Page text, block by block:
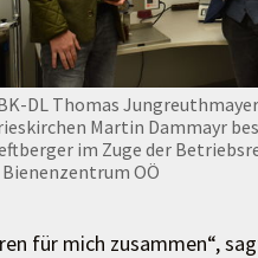
DL Thomas
Martin Dammayr
im Zuge der
OÖ
für mich zusammen“,